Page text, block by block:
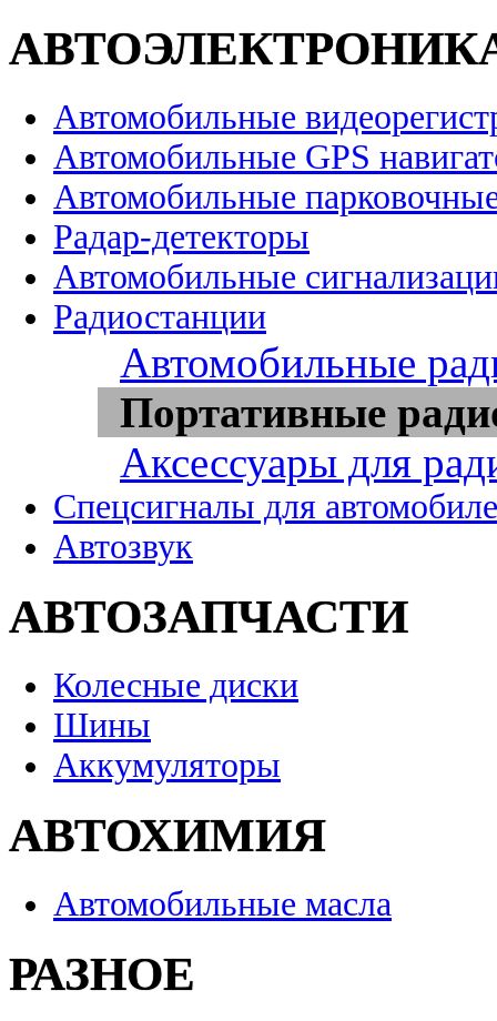
Автомобильные
Автомобильные GPS
Автомобильные
Радар-детекторы
Автомобильные
Радиостанции
Автомобильные
Портативные
Аксессуары для
Спецсигналы для
Автозвук
АВТОЗАПЧАСТИ
Колесные диски
Шины
Аккумуляторы
АВТОХИМИЯ
Автомобильные масла
РАЗНОЕ